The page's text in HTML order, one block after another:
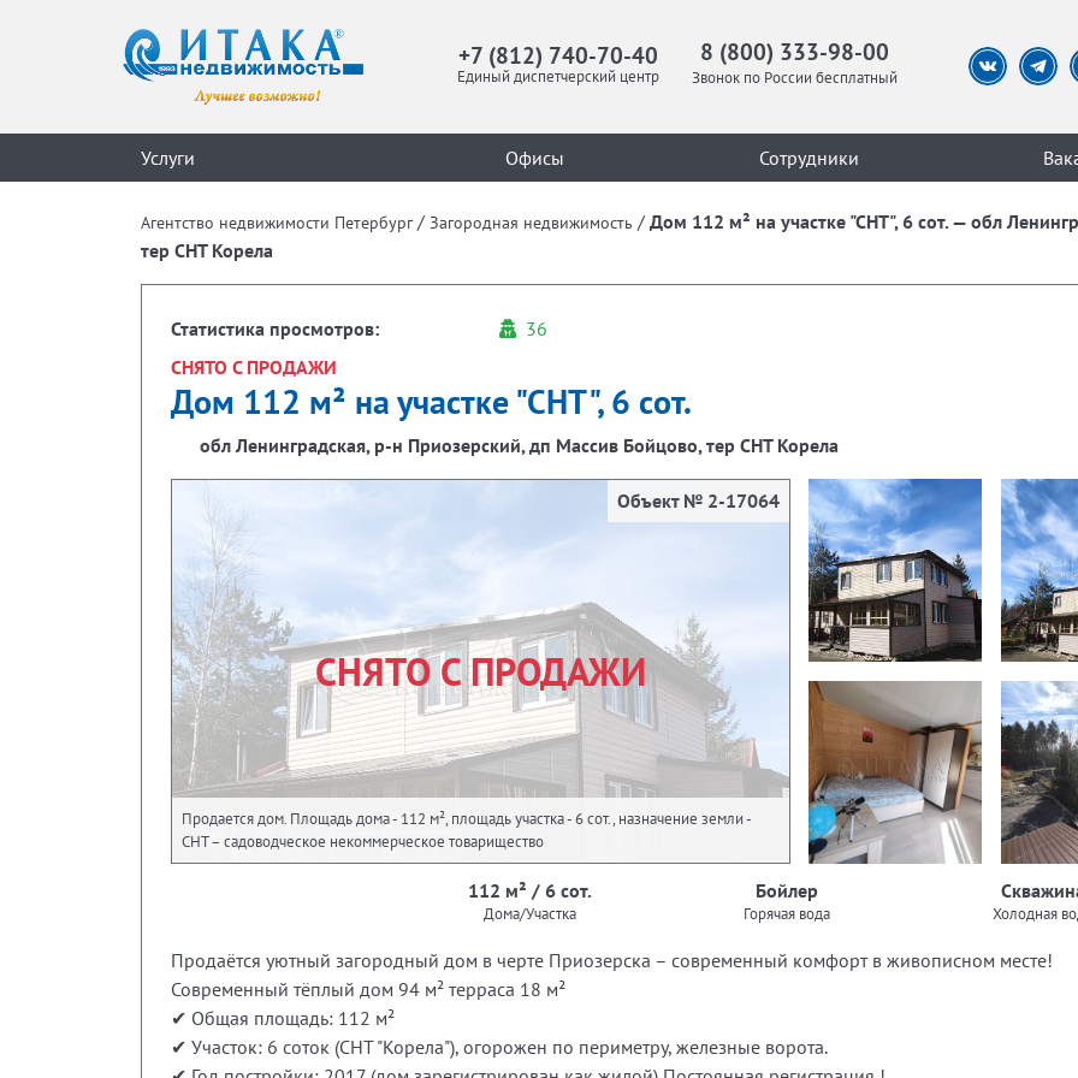
+7 (812) 740-70-40
Единый диспетчерский центр
8 (800) 333-98-00
Звонок по России бесплатный
Услуги Офисы Сотрудники
Агентство недвижимости Петербург / Загородная недвижимость / Дом 112 м² на участке "СНТ", 6 сот. — обл
тер СНТ Корела
Статистика просмотров:
36
СНЯТО С ПРОДАЖИ
Дом 112 м² на участке "СНТ", 6 сот.
обл Ленинградская, р-н Приозерский, дп Массив Бойцово, тер СНТ Корела
СНЯТО С ПРОДАЖИ
Объект № 2-17064
Продается дом. Площадь дома - 112 м², площадь участка - 6 сот., назначение земли -
СНТ – садоводческое некоммерческое товарищество
112 м² / 6 сот.
Дома/Участка
Бойлер
Горячая вода Холодная
Продаётся уютный загородный дом в черте Приозерска – современный комфорт в живописном месте!
Современный тёплый дом 94 м² терраса 18 м²
✔ Общая площадь: 112 м²
✔ Участок: 6 соток (СНТ "Корела"), огорожен по периметру, железные ворота.